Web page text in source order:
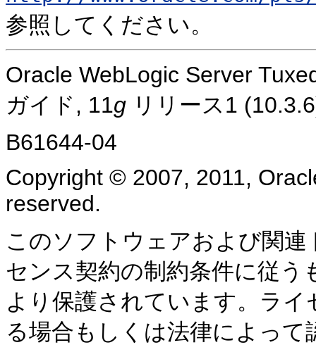
参照してください。
Oracle WebLogic Server
ガイド, 11g リリース1
B61644-04
Copyright © 2007, 2011,
reserved.
このソフトウェアおよび関
センス契約の制約条件に従
より保護されています。ラ
る場合もしくは法律によっ